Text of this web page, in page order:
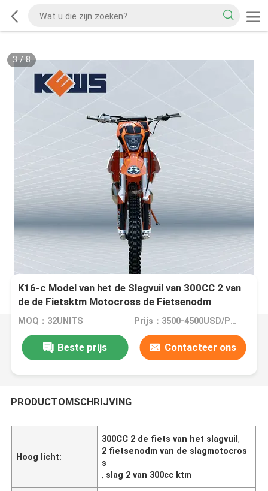
3/8
K16-c Model van het de Slagvuil van 300CC 2 van
de de Fietsktm Motocross de Fietsenodm
MOQ：32UNITS Prijs：3500-4500USD/PIECE
Beste prijs Contacteer ons
PRODUCTOMSCHRIJVING
Hoog licht:
300CC 2 de fiets van het slagvuil,
2 fietsenodm van de slagmotocros
s
, slag 2 van 300cc ktm